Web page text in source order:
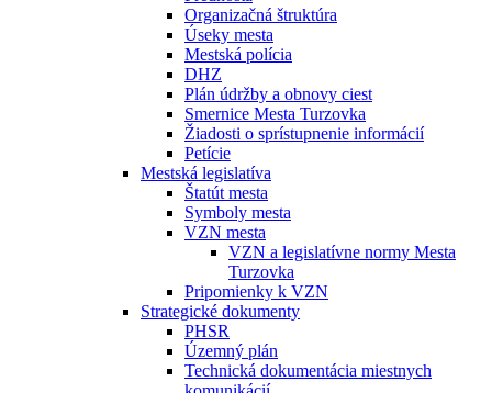
Organizačná štruktúra
Úseky mesta
Mestská polícia
DHZ
Plán údržby a obnovy ciest
Smernice Mesta Turzovka
Žiadosti o sprístupnenie informácií
Petície
Mestská legislatíva
Štatút mesta
Symboly mesta
VZN mesta
VZN a legislatívne normy Mesta
Turzovka
Pripomienky k VZN
Strategické dokumenty
PHSR
Územný plán
Technická dokumentácia miestnych